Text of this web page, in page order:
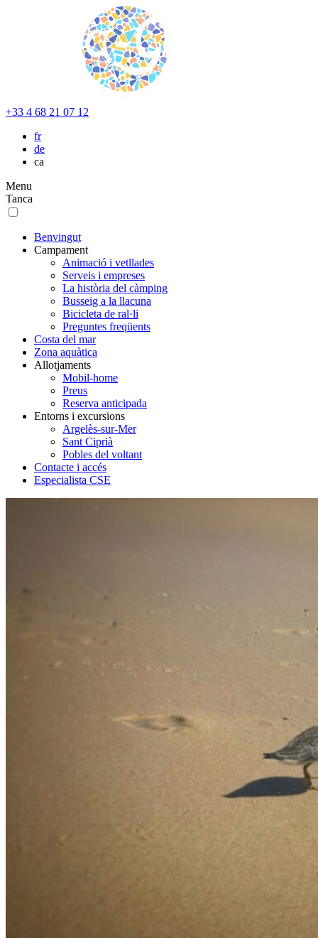
+33 4 68 21 07 12
fr
de
ca
Menu
Tanca
Benvingut
Campament
Animació i vetllades
Serveis i empreses
La història del càmping
Busseig a la llacuna
Bicicleta de ral·li
Preguntes freqüents
Costa del mar
Zona aquàtica
Allotjaments
Mobil-home
Preus
Reserva anticipada
Entorns i excursions
Argelès-sur-Mer
Sant Ciprià
Pobles del voltant
Contacte i accés
Especialista CSE